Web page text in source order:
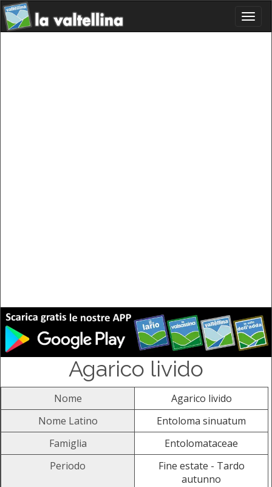
Agarico livido
Nome
Agarico livido
Nome Latino
Entoloma sinuatum
Famiglia
Entolomataceae
Periodo
Fine estate - Tardo
autunno